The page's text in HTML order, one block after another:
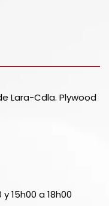
Lara-Cdla. Plywood
15h00 a 18h00